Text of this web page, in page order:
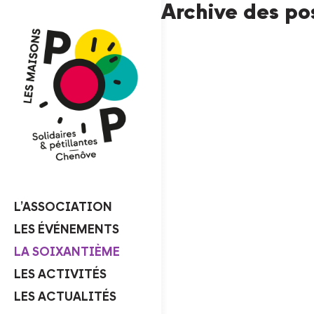
L’ASSOCIATION
LES ÉVÉNEMENTS
LA SOIXANTIÈME
LES ACTIVITÉS
LES ACTUALITÉS
Archive des